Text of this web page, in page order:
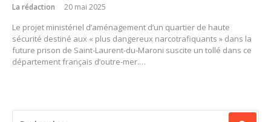
La rédaction 20 mai 2025
Le projet ministériel d’aménagement d’un quartier de haute
sécurité destiné aux « plus dangereux narcotrafiquants » dans la
future prison de Saint-Laurent-du-Maroni suscite un tollé dans ce
département français d’outre-mer.…